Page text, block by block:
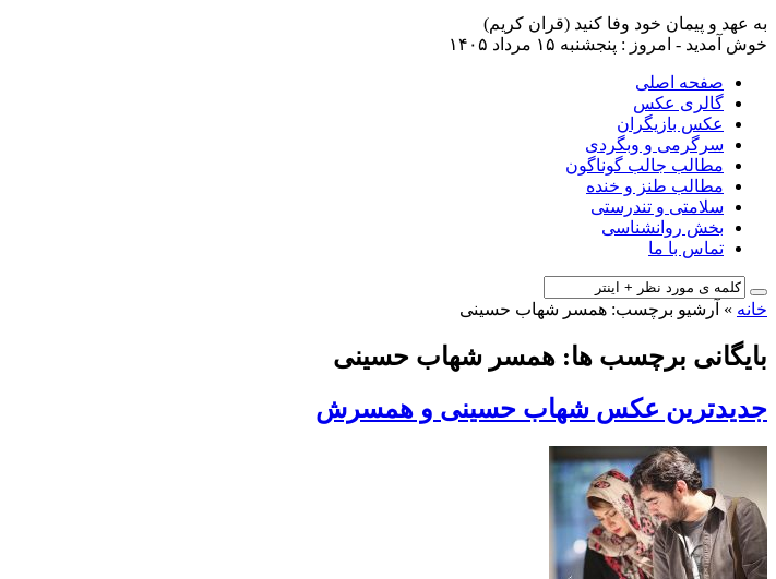
به عهد و پیمان خود وفا کنید (قران کریم)
خوش آمدید - امروز : پنجشنبه ۱۵ مرداد ۱۴۰۵
صفحه اصلی
گالری عکس
عکس بازیگران
سرگرمی و وبگردی
مطالب جالب گوناگون
مطالب طنز و خنده
سلامتی و تندرستی
بخش روانشناسی
تماس با ما
خانه » آرشیو برچسب: همسر شهاب حسینی
بایگانی برچسب ها: همسر شهاب حسینی
جدیدترین عکس شهاب حسینی و همسرش